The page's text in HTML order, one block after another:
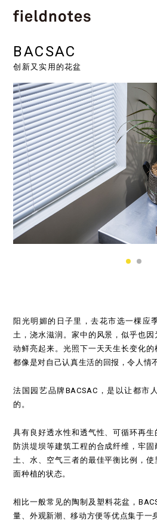
BACSAC
创新又实用的花盆
阳光明媚的日子里，去花市选一棵应
土，浇水滋润。家中的风景，似乎也
动鲜亮起来。光照下一天天生长变化的
都像是对自己认真生活的回报，令人情
法国园艺品牌BACSAC，是以让都市
的。
具有良好透水性和透气性、可循环再
防洪堤坝等建筑工程的合成纤维，牢
土、水、空气三者的最佳平衡比例，
面种植的状态。
相比一般常见的陶制及塑料花盆，
量、外观新潮、移动方便等优点集于一